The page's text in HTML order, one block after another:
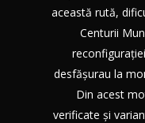
această rută,
Centurii
desfășurau la
Din acest
verificate și